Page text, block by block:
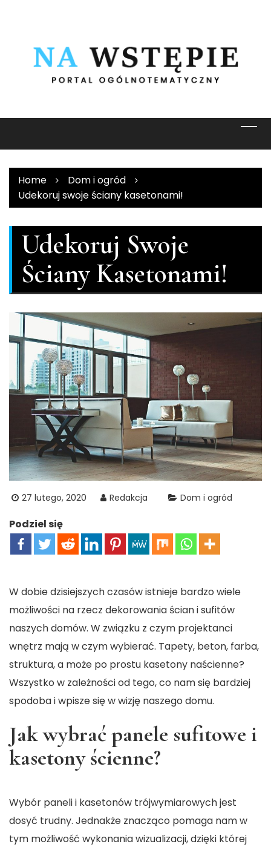
Home
Dom i ogród
Udekoruj swoje ściany kasetonami!
Udekoruj Swoje
Ściany Kasetonami!
27 lutego, 2020 Redakcja Dom i ogród
Podziel się
W dobie dzisiejszych czasów istnieje bardzo wiele
możliwości na rzecz dekorowania ścian i sufitów
naszych domów. W związku z czym projektanci
wnętrz mają w czym wybierać. Tapety, beton, farba,
struktura, a może po prostu kasetony naścienne?
Wszystko w zależności od tego, co nam się bardziej
spodoba i wpisze się w wizję naszego domu.
Jak wybrać panele sufitowe i
kasetony ścienne?
Wybór paneli i kasetonów trójwymiarowych jest
dosyć trudny. Jednakże znacząco pomaga nam w
tym możliwość wykonania wizualizacji, dzięki której